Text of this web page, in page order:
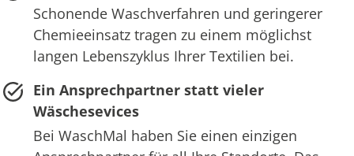
Schonende Waschverfahren und geringerer
Chemieeinsatz tragen zu einem möglichst
langen Lebenszyklus Ihrer Textilien bei.
Ein Ansprechpartner statt vieler
Wäschesevices
Bei WaschMal haben Sie einen einzigen